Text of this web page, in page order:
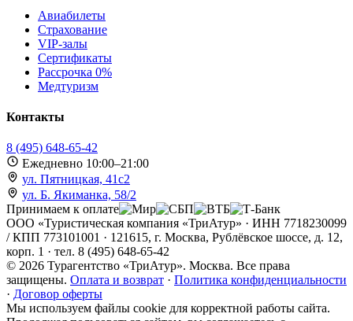
Авиабилеты
Страхование
VIP-залы
Сертификаты
Рассрочка 0%
Медтуризм
Контакты
8 (495) 648-65-42
Ежедневно 10:00–21:00
ул. Пятницкая, 41с2
ул. Б. Якиманка, 58/2
Принимаем к оплате
ООО «Туристическая компания «ТриАтур» · ИНН 7718230099
/ КПП 773101001 · 121615, г. Москва, Рублёвское шоссе, д. 12,
корп. 1 · тел. 8 (495) 648-65-42
© 2026 Турагентство «ТриАтур». Москва. Все права
защищены. Оплата и возврат · Политика конфиденциальности
· Договор оферты
Мы используем файлы cookie для корректной работы сайта.